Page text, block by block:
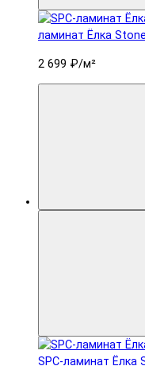
ламинат Ëлка
2 699 ₽/м²
SPC-ламинат Ëлка